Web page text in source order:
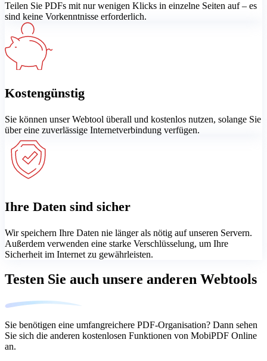
Teilen Sie PDFs mit nur wenigen Klicks in einzelne Seiten auf – es
sind keine Vorkenntnisse erforderlich.
Kostengünstig
Sie können unser Webtool überall und kostenlos nutzen, solange Sie
über eine zuverlässige Internetverbindung verfügen.
Ihre Daten sind sicher
Wir speichern Ihre Daten nie länger als nötig auf unseren Servern.
Außerdem verwenden eine starke Verschlüsselung, um Ihre
Sicherheit im Internet zu gewährleisten.
Testen Sie auch unsere anderen Webtools
Sie benötigen eine umfangreichere PDF-Organisation? Dann sehen
Sie sich die anderen kostenlosen Funktionen von MobiPDF Online
an.